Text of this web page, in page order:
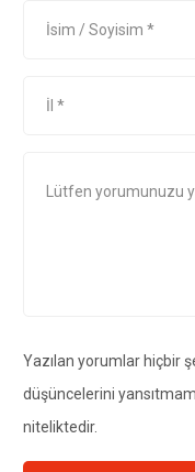
Yazılan yorumlar hiçbir
düşüncelerini
niteliktedir.